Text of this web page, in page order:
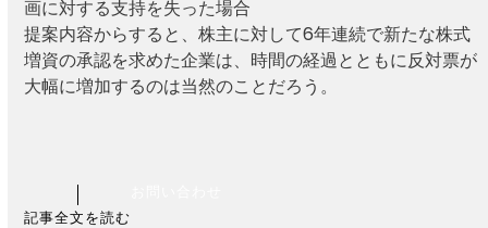
画に対する支持を失った場合
提案内容からすると、株主に対して6年連続で新たな株式
増資の承認を求めた企業は、時間の経過とともに反対票が
大幅に増加するのは当然のことだろう。
記事全文を読む